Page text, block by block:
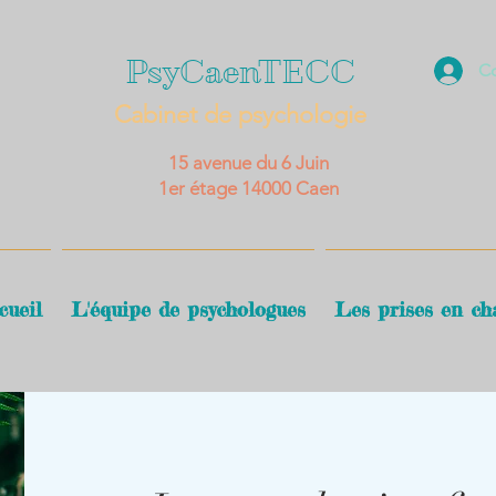
PsyCaenTECC
Cabinet de psychologie
15 avenue du 6 Juin
1er étage 14000 Caen
L'équipe de psychologues Les prises en